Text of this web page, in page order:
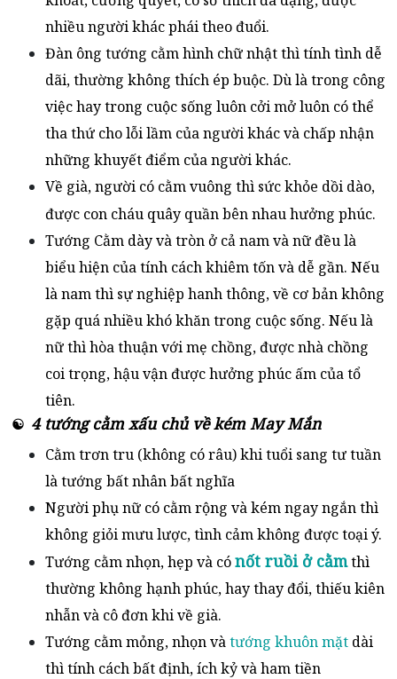
nhiều người khác phái theo đuổi.
Đàn ông tướng cằm hình chữ nhật thì tính tình dễ
dãi, thường không thích ép buộc. Dù là trong công
việc hay trong cuộc sống luôn cởi mở luôn có thể
tha thứ cho lỗi lầm của người khác và chấp nhận
những khuyết điểm của người khác.
Về già, người có cằm vuông thì sức khỏe dồi dào,
được con cháu quây quần bên nhau hưởng phúc.
Tướng Cằm dày và tròn ở cả nam và nữ đều là
biểu hiện của tính cách khiêm tốn và dễ gần. Nếu
là nam thì sự nghiệp hanh thông, về cơ bản không
gặp quá nhiều khó khăn trong cuộc sống. Nếu là
nữ thì hòa thuận với mẹ chồng, được nhà chồng
coi trọng, hậu vận được hưởng phúc ấm của tổ
tiên.
☯ 4 tướng cằm xấu chủ về kém May Mắn
Cằm trơn tru (không có râu) khi tuổi sang tư tuần
là tướng bất nhân bất nghĩa
Người phụ nữ có cằm rộng và kém ngay ngắn thì
không giỏi mưu lược, tình cảm không được toại ý.
Tướng cằm nhọn, hẹp và cónốt ruồi ở cằmthì
thường không hạnh phúc, hay thay đổi, thiếu kiên
nhẫn và cô đơn khi về già.
Tướng cằm mỏng, nhọn vàtướng khuôn mặt dài
thì tính cách bất định, ích kỷ và ham tiền